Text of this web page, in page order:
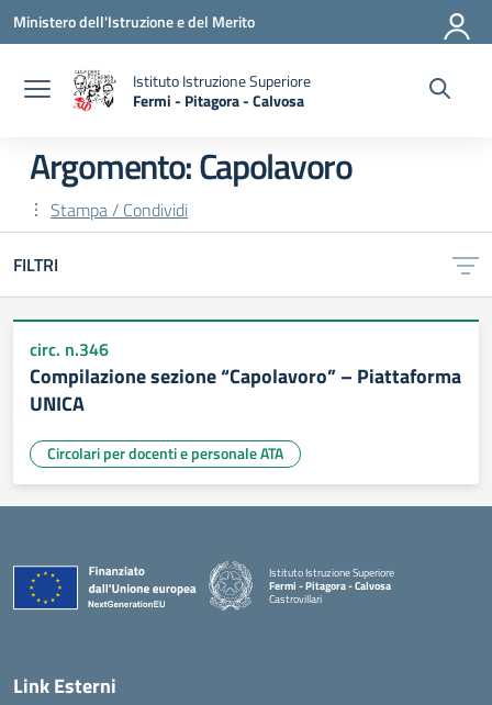
Vai ai contenuti
Vai al menu di navigazione
Vai al footer
Ministero dell'Istruzione e del Merito
Istituto Istruzione Superiore
Fermi - Pitagora - Calvosa
— Visita la pagina iniziale della scuola
Argomento: Capolavoro
Stampa / Condividi
FILTRI
circ. n.346
Compilazione sezione “Capolavoro” – Piattaforma
UNICA
Circolari per docenti e personale ATA
Istituto Istruzione Superiore
Fermi - Pitagora - Calvosa
Castrovillari
Link Esterni